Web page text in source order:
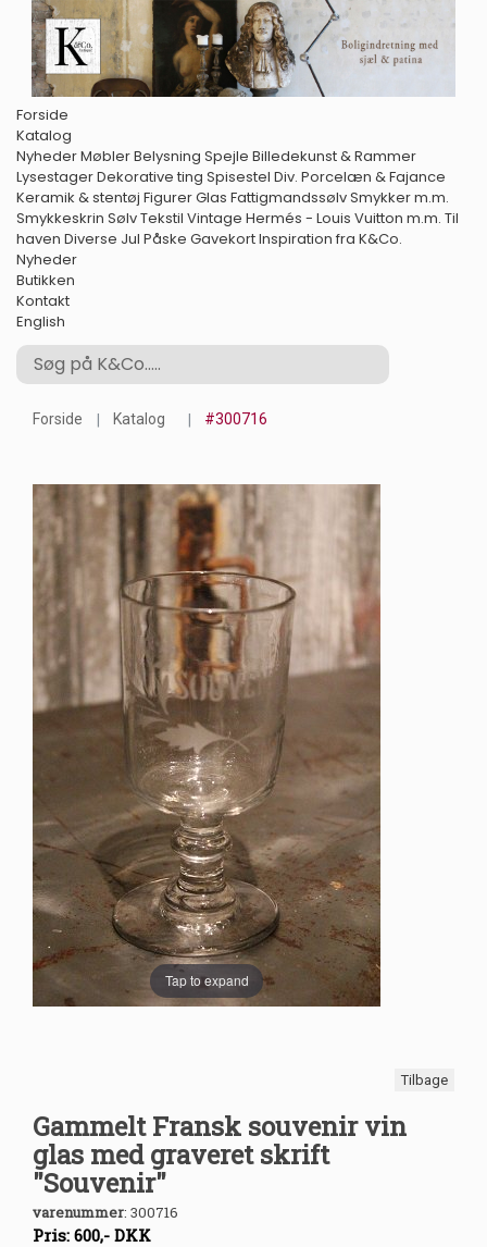
Forside
Katalog
NyhederMøblerBelysning Spejle Billedekunst & Rammer
LysestagerDekorative ting Spisestel Div. Porcelæn & Fajance
Keramik & stentøj FigurerGlas FattigmandssølvSmykker m.m.
Smykkeskrin SølvTekstil Vintage Hermés - Louis Vuitton m.m. Til
haven Diverse Jul Påske GavekortInspiration fra K&Co.
Nyheder
Butikken
Kontakt
English
Forside Katalog #300716
Tap to expand
Tilbage
Gammelt Fransk souvenir vin
glas med graveret skrift
"Souvenir"
varenummer: 300716
Pris: 600,- DKK